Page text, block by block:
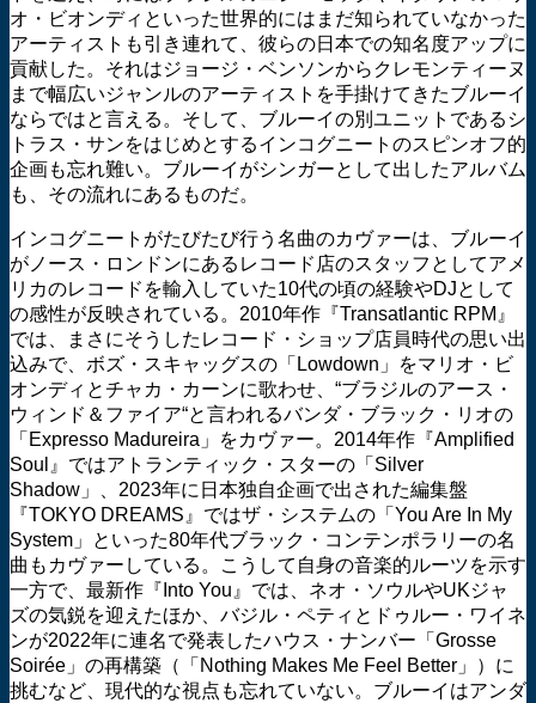
オ・ビオンディといった世界的にはまだ知られていなかった
アーティストも引き連れて、彼らの日本での知名度アップに
貢献した。それはジョージ・ベンソンからクレモンティーヌ
まで幅広いジャンルのアーティストを手掛けてきたブルーイ
ならではと言える。そして、ブルーイの別ユニットであるシ
トラス・サンをはじめとするインコグニートのスピンオフ的
企画も忘れ難い。ブルーイがシンガーとして出したアルバム
も、その流れにあるものだ。
インコグニートがたびたび行う名曲のカヴァーは、ブルーイ
がノース・ロンドンにあるレコード店のスタッフとしてアメ
リカのレコードを輸入していた10代の頃の経験やDJとして
の感性が反映されている。2010年作『Transatlantic RPM』
では、まさにそうしたレコード・ショップ店員時代の思い出
込みで、ボズ・スキャッグスの「Lowdown」をマリオ・ビ
オンディとチャカ・カーンに歌わせ、“ブラジルのアース・
ウィンド＆ファイア“と言われるバンダ・ブラック・リオの
「Expresso Madureira」をカヴァー。2014年作『Amplified
Soul』ではアトランティック・スターの「Silver
Shadow」、2023年に日本独自企画で出された編集盤
『TOKYO DREAMS』ではザ・システムの「You Are In My
System」といった80年代ブラック・コンテンポラリーの名
曲もカヴァーしている。こうして自身の音楽的ルーツを示す
一方で、最新作『Into You』では、ネオ・ソウルやUKジャ
ズの気鋭を迎えたほか、バジル・ペティとドゥルー・ワイネ
ンが2022年に連名で発表したハウス・ナンバー「Grosse
Soirée」の再構築（「Nothing Makes Me Feel Better」）に
挑むなど、現代的な視点も忘れていない。ブルーイはアンダ